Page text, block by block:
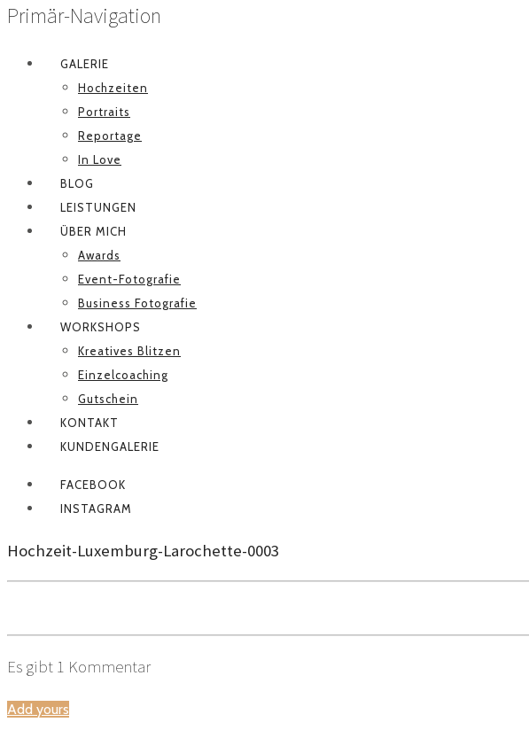
Primär-Navigation
GALERIE
Hochzeiten
Portraits
Reportage
In Love
BLOG
LEISTUNGEN
ÜBER MICH
Awards
Event-Fotografie
Business Fotografie
WORKSHOPS
Kreatives Blitzen
Einzelcoaching
Gutschein
KONTAKT
KUNDENGALERIE
FACEBOOK
INSTAGRAM
Hochzeit-Luxemburg-Larochette-0003
Es gibt 1 Kommentar
Add yours